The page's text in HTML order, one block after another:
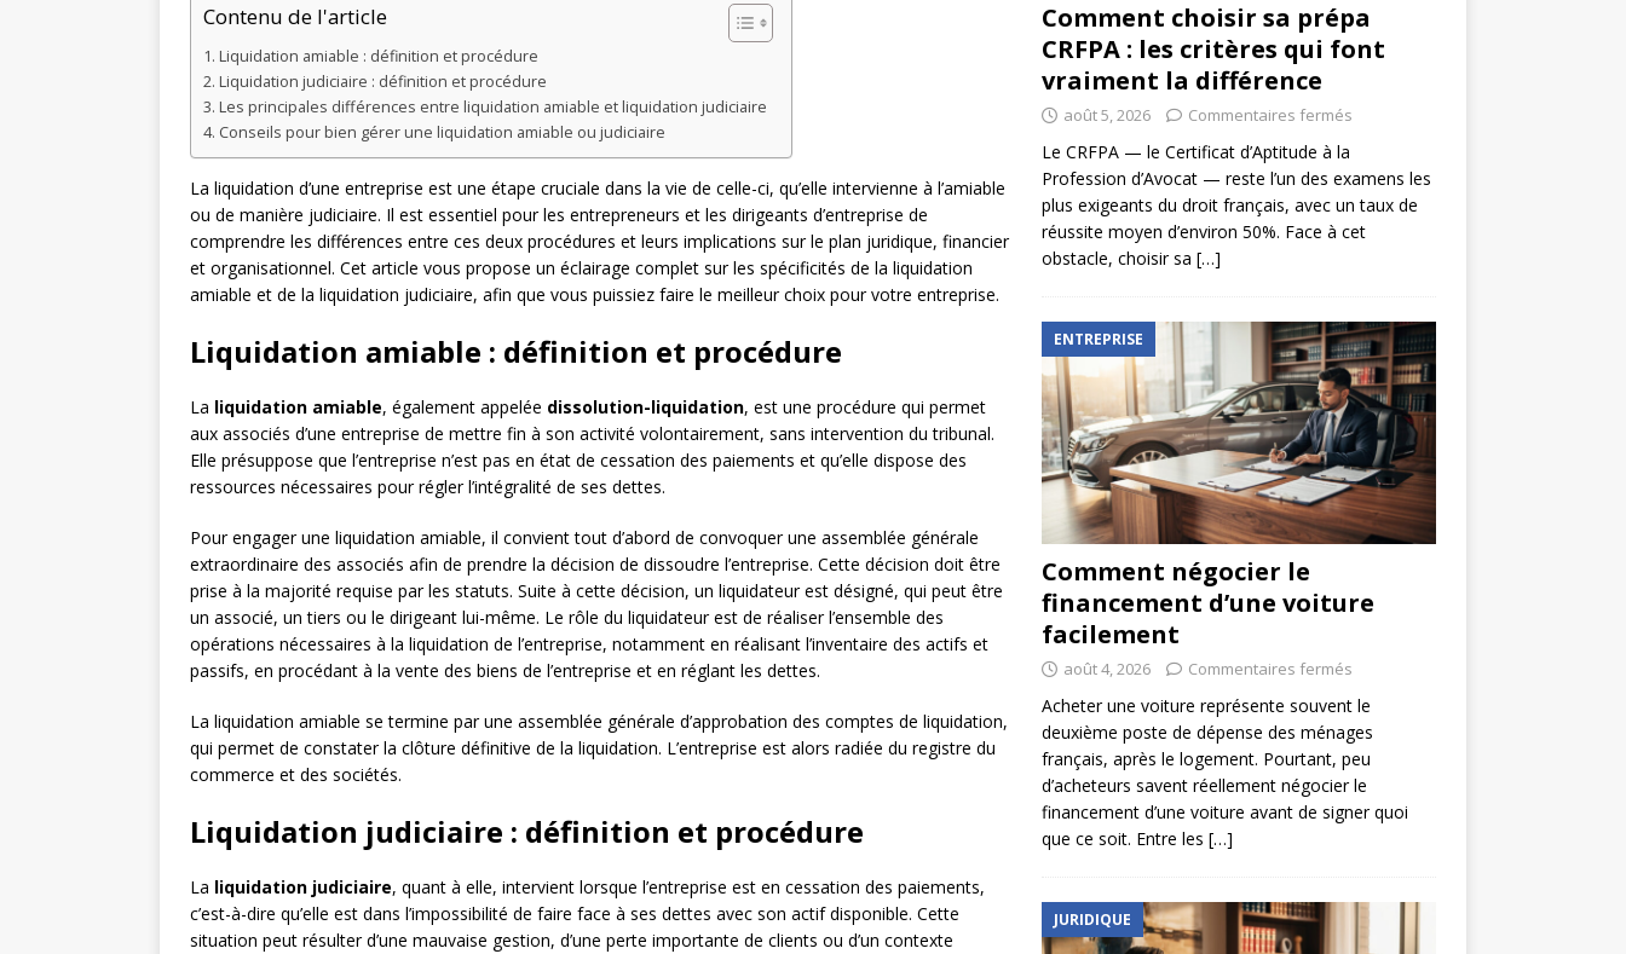
Contenu de l'article
Liquidation amiable : définition et procédure
Liquidation judiciaire : définition et procédure
Les principales différences entre liquidation amiable et liquidation judiciaire
Conseils pour bien gérer une liquidation amiable ou judiciaire
La liquidation d’une entreprise est une étape cruciale dans la vie de celle-ci, qu’elle intervienne à l’amiable
ou de manière judiciaire. Il est essentiel pour les entrepreneurs et les dirigeants d’entreprise de
comprendre les différences entre ces deux procédures et leurs implications sur le plan juridique, financier
et organisationnel. Cet article vous propose un éclairage complet sur les spécificités de la liquidation
amiable et de la liquidation judiciaire, afin que vous puissiez faire le meilleur choix pour votre entreprise.
Liquidation amiable : définition et procédure
La liquidation amiable, également appelée dissolution-liquidation, est une procédure qui permet
aux associés d’une entreprise de mettre fin à son activité volontairement, sans intervention du tribunal.
Elle présuppose que l’entreprise n’est pas en état de cessation des paiements et qu’elle dispose des
ressources nécessaires pour régler l’intégralité de ses dettes.
Pour engager une liquidation amiable, il convient tout d’abord de convoquer une assemblée générale
extraordinaire des associés afin de prendre la décision de dissoudre l’entreprise. Cette décision doit être
prise à la majorité requise par les statuts. Suite à cette décision, un liquidateur est désigné, qui peut être
un associé, un tiers ou le dirigeant lui-même. Le rôle du liquidateur est de réaliser l’ensemble des
opérations nécessaires à la liquidation de l’entreprise, notamment en réalisant l’inventaire des actifs et
passifs, en procédant à la vente des biens de l’entreprise et en réglant les dettes.
La liquidation amiable se termine par une assemblée générale d’approbation des comptes de liquidation,
qui permet de constater la clôture définitive de la liquidation. L’entreprise est alors radiée du registre du
commerce et des sociétés.
Liquidation judiciaire : définition et procédure
La liquidation judiciaire, quant à elle, intervient lorsque l’entreprise est en cessation des paiements,
c’est-à-dire qu’elle est dans l’impossibilité de faire face à ses dettes avec son actif disponible. Cette
situation peut résulter d’une mauvaise gestion, d’une perte importante de clients ou d’un contexte
Comment choisir sa prépa
CRFPA : les critères qui font
vraiment la différence
août 5, 2026 Commentaires fermés
Le CRFPA — le Certificat d’Aptitude à la
Profession d’Avocat — reste l’un des examens les
plus exigeants du droit français, avec un taux de
réussite moyen d’environ 50%. Face à cet
obstacle, choisir sa […]
ENTREPRISE
Comment négocier le
financement d’une voiture
facilement
août 4, 2026 Commentaires fermés
Acheter une voiture représente souvent le
deuxième poste de dépense des ménages
français, après le logement. Pourtant, peu
d’acheteurs savent réellement négocier le
financement d’une voiture avant de signer quoi
que ce soit. Entre les […]
JURIDIQUE